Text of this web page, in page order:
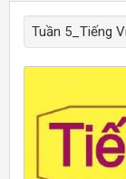
Tuần 5_Tiếng